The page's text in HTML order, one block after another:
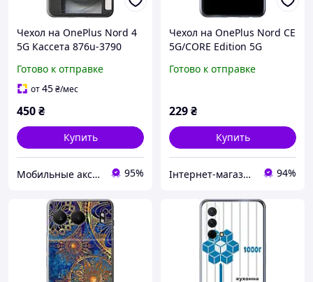
Чехол на OnePlus Nord 4
5G Кассета 876u-3790
Готово к отправке
от45₴/мес
450₴
Купить
Мобильные аксессуары 95%
Чехол на OnePlus Nord CE
5G/CORE Edition 5G
43756"
Готово к отправке
229₴
Купить
Інтернет-магазин "Easy shopping" 94%